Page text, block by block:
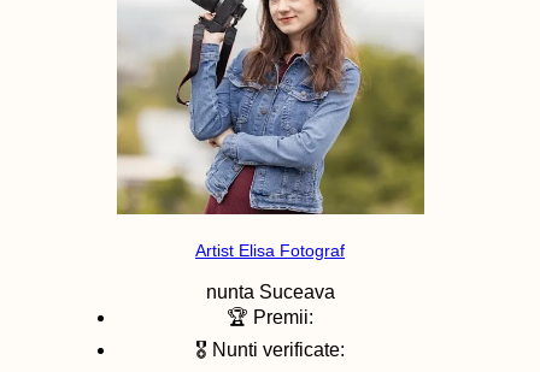
Artist Elisa Fotograf
nunta Suceava
🏆 Premii:
🎖️ Nunti verificate: